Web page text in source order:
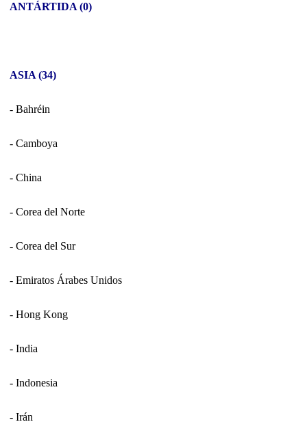
ANTÁRTIDA (0)
ASIA (34)
- Bahréin
- Camboya
- China
- Corea del Norte
- Corea del Sur
- Emiratos Árabes Unidos
- Hong Kong
- India
- Indonesia
- Irán